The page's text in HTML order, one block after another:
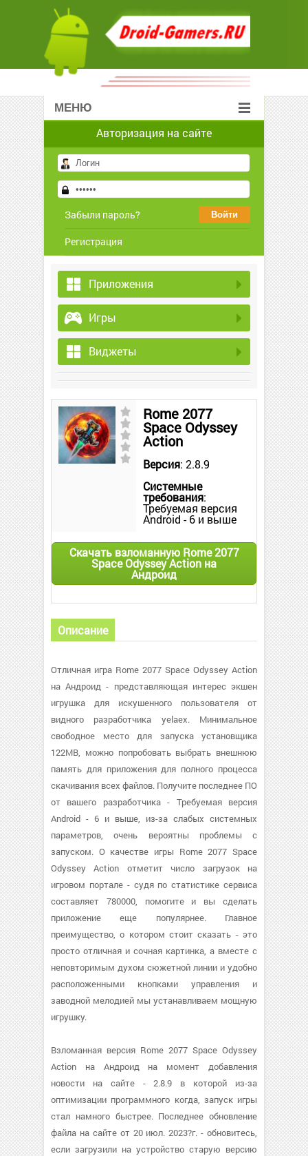
МЕНЮ
Авторизация на сайте
Забыли пароль?
Регистрация
Приложения
Игры
Виджеты
Rome 2077
Space Odyssey
Action
Версия: 2.8.9
Системные
требования:
Требуемая версия
Android - 6 и выше
Скачать взломанную Rome 2077
Space Odyssey Action на
Андроид
Описание
Отличная игра Rome 2077 Space Odyssey Action
на Андроид - представляющая интерес экшен
игрушка для искушенного пользователя от
видного разработчика yelaex. Минимальное
свободное место для запуска установщика
122MB, можно попробовать выбрать внешнюю
память для приложения для полного процесса
скачивания всех файлов. Получите последнее ПО
от вашего разработчика - Требуемая версия
Android - 6 и выше, из-за слабых системных
параметров, очень вероятны проблемы с
запуском. О качестве игры Rome 2077 Space
Odyssey Action отметит число загрузок на
игровом портале - судя по статистике сервиса
составляет 780000, помогите и вы сделать
приложение еще популярнее. Главное
преимущество, о котором стоит сказать - это
просто отличная и сочная картинка, а вместе с
неповторимым духом сюжетной линии и удобно
расположенными кнопками управления и
заводной мелодией мы устанавливаем мощную
игрушку.
Взломанная версия Rome 2077 Space Odyssey
Action на Андроид на момент добавления
новости на сайте - 2.8.9 в которой из-за
оптимизации программного когда, запуск игры
стал намного быстрее. Последнее обновление
файла на сайте от 20 июл. 2023?г. - обновитесь,
если загрузили на устройство старую версию